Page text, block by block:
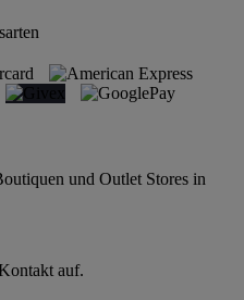
und Outlet Stores in
auf.